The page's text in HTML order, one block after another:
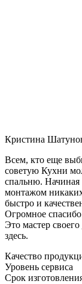
Кристина
Всем, кто еще
советую Кухни
спальню. Начиная
монтажом
быстро и
Огромное
Это мастер
здесь.
Качество
Уровень сервиса
Срок